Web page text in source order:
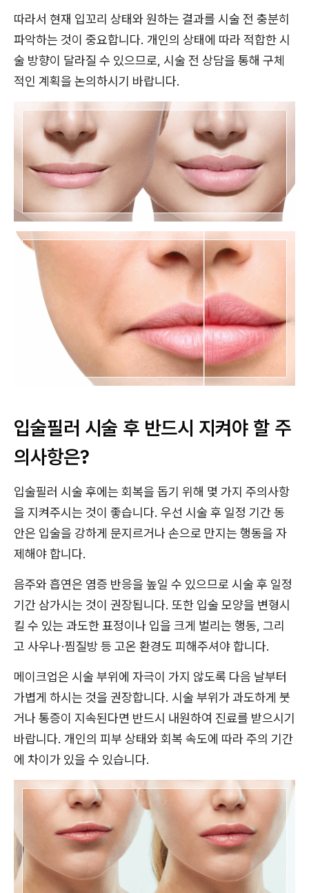
따라서 현재 입꼬리 상태와 원하는 결과를 시술 전 충분히
파악하는 것이 중요합니다. 개인의 상태에 따라 적합한 시
술 방향이 달라질 수 있으므로, 시술 전 상담을 통해 구체
적인 계획을 논의하시기 바랍니다.
입술필러 시술 후 반드시 지켜야 할 주
의사항은?
입술필러 시술 후에는 회복을 돕기 위해 몇 가지 주의사항
을 지켜주시는 것이 좋습니다. 우선 시술 후 일정 기간 동
안은 입술을 강하게 문지르거나 손으로 만지는 행동을 자
제해야 합니다.
음주와 흡연은 염증 반응을 높일 수 있으므로 시술 후 일정
기간 삼가시는 것이 권장됩니다. 또한 입술 모양을 변형시
킬 수 있는 과도한 표정이나 입을 크게 벌리는 행동, 그리
고 사우나·찜질방 등 고온 환경도 피해주셔야 합니다.
메이크업은 시술 부위에 자극이 가지 않도록 다음 날부터
가볍게 하시는 것을 권장합니다. 시술 부위가 과도하게 붓
거나 통증이 지속된다면 반드시 내원하여 진료를 받으시기
바랍니다. 개인의 피부 상태와 회복 속도에 따라 주의 기간
에 차이가 있을 수 있습니다.